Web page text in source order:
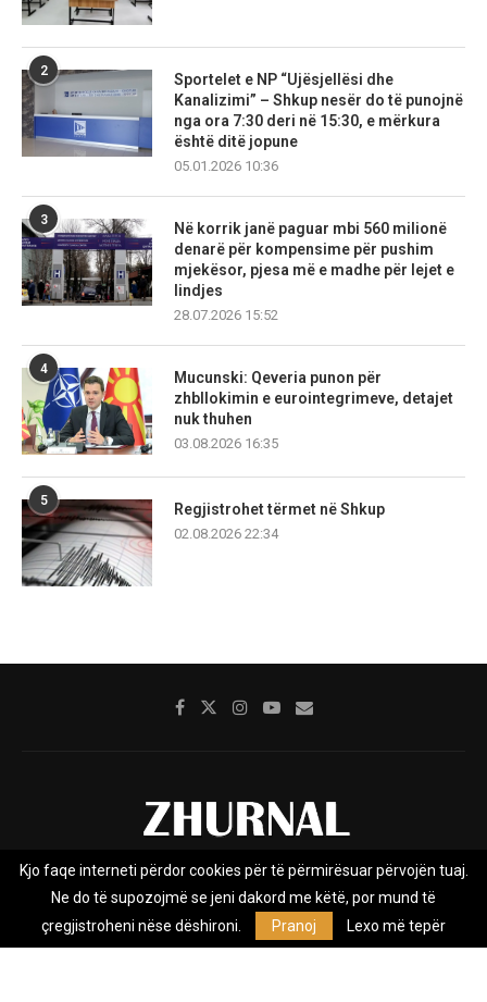
2
Sportelet e NP “Ujësjellësi dhe
Kanalizimi” – Shkup nesër do të punojnë
nga ora 7:30 deri në 15:30, e mërkura
është ditë jopune
05.01.2026 10:36
3
Në korrik janë paguar mbi 560 milionë
denarë për kompensime për pushim
mjekësor, pjesa më e madhe për lejet e
lindjes
28.07.2026 15:52
4
Mucunski: Qeveria punon për
zhbllokimin e eurointegrimeve, detajet
nuk thuhen
03.08.2026 16:35
5
Regjistrohet tërmet në Shkup
02.08.2026 22:34
Rreth nesh Impresumi Marketing
Privacy Policy
Zhurnal.mk është Agjenci e Lajmeve e pavarur, e themeluar në vitin
Kjo faqe interneti përdor cookies për të përmirësuar përvojën tuaj.
Ne do të supozojmë se jeni dakord me këtë, por mund të
çregjistroheni nëse dëshironi.
Pranoj Lexo më tepër